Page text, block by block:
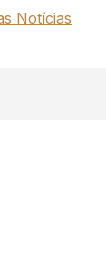
Notícias